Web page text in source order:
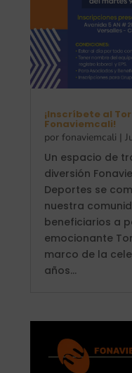
¡Inscríbete al
Fonaviemcali!
porfonaviemcali |
Un espacio de
diversión
Deportes se
nuestra
beneficiarios a
emocionante
marco de la
años...